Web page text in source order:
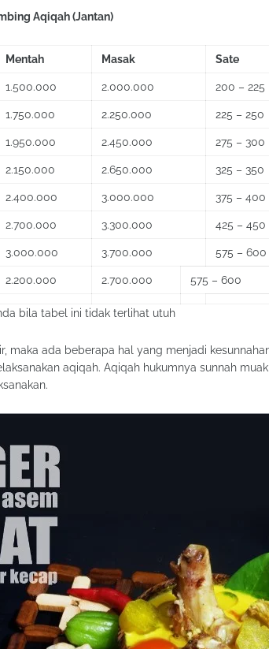
Aqiqah (Jantan)
Mentah Masak Sate
1.500.000 2.000.000 200 – 225
1.750.000 2.250.000 225 – 250
1.950.000 2.450.000 275 – 300
2.150.000 2.650.000 325 – 350
2.400.000 3.000.000 375 – 400
2.700.000 3.300.000 425 – 450
3.000.000 3.700.000 575 – 600
2.200.000 2.700.000 575 – 600
bila tabel ini tidak terlihat utuh
maka ada beberapa hal yang menjadi
aqiqah. Aqiqah hukumnya sunnah